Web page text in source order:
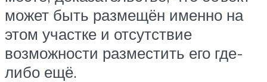
может быть размещён именно на
этом участке и отсутствие
возможности разместить его где-
либо ещё.